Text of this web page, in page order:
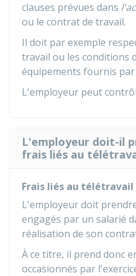
clauses prévues dans
ou le contrat de travail.
Il doit par exemple
travail ou les conditions
équipements fournis
L'employeur peut
L'employeur doit-il
frais liés au
Frais liés au télétravail
L'employeur doit
engagés par un salarié
réalisation de son
À ce titre, il prend donc
occasionnés par